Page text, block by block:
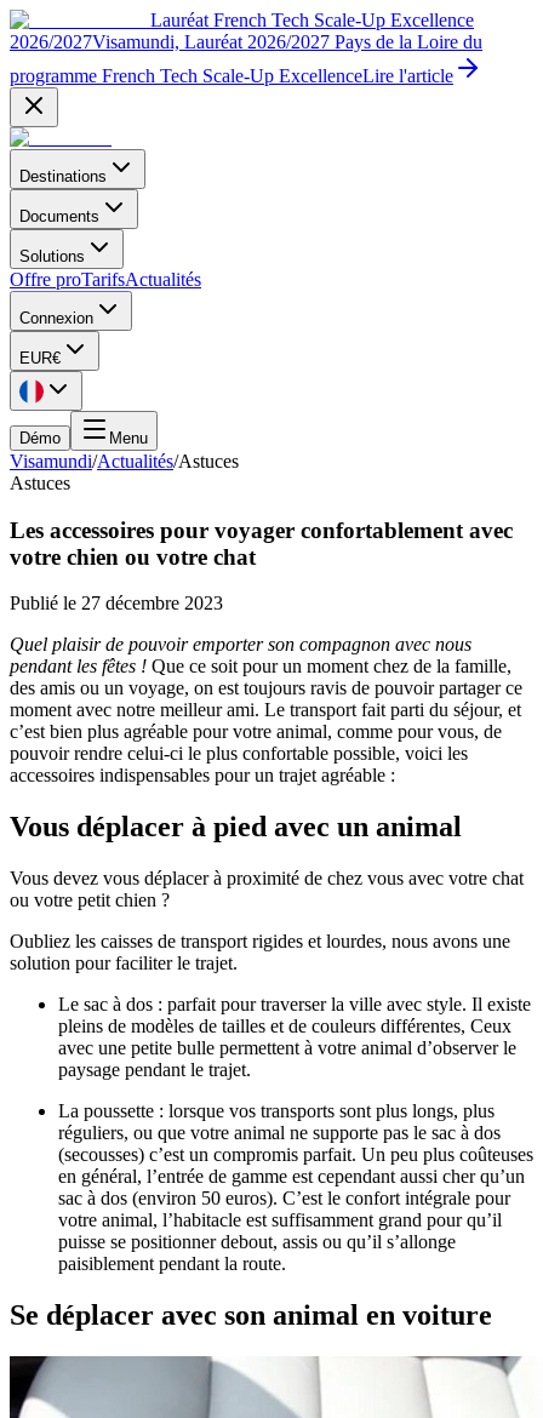
Lauréat French Tech Scale-Up Excellence
2026/2027Visamundi, Lauréat 2026/2027 Pays de la Loire du
programme French Tech Scale-Up ExcellenceLire l'article
Destinations
Documents
Solutions
Offre proTarifsActualités
Connexion
EUR€
Démo Menu
Visamundi/Actualités/Astuces
Astuces
Les accessoires pour voyager confortablement avec
votre chien ou votre chat
Publié le 27 décembre 2023
Quel plaisir de pouvoir emporter son compagnon avec nous
pendant les fêtes ! Que ce soit pour un moment chez de la famille,
des amis ou un voyage, on est toujours ravis de pouvoir partager ce
moment avec notre meilleur ami. Le transport fait parti du séjour, et
c’est bien plus agréable pour votre animal, comme pour vous, de
pouvoir rendre celui-ci le plus confortable possible, voici les
accessoires indispensables pour un trajet agréable :
Vous déplacer à pied avec un animal
Vous devez vous déplacer à proximité de chez vous avec votre chat
ou votre petit chien ?
Oubliez les caisses de transport rigides et lourdes, nous avons une
solution pour faciliter le trajet.
Le sac à dos : parfait pour traverser la ville avec style. Il existe
pleins de modèles de tailles et de couleurs différentes, Ceux
avec une petite bulle permettent à votre animal d’observer le
paysage pendant le trajet.
La poussette : lorsque vos transports sont plus longs, plus
réguliers, ou que votre animal ne supporte pas le sac à dos
(secousses) c’est un compromis parfait. Un peu plus coûteuses
en général, l’entrée de gamme est cependant aussi cher qu’un
sac à dos (environ 50 euros). C’est le confort intégrale pour
votre animal, l’habitacle est suffisamment grand pour qu’il
puisse se positionner debout, assis ou qu’il s’allonge
paisiblement pendant la route.
Se déplacer avec son animal en voiture